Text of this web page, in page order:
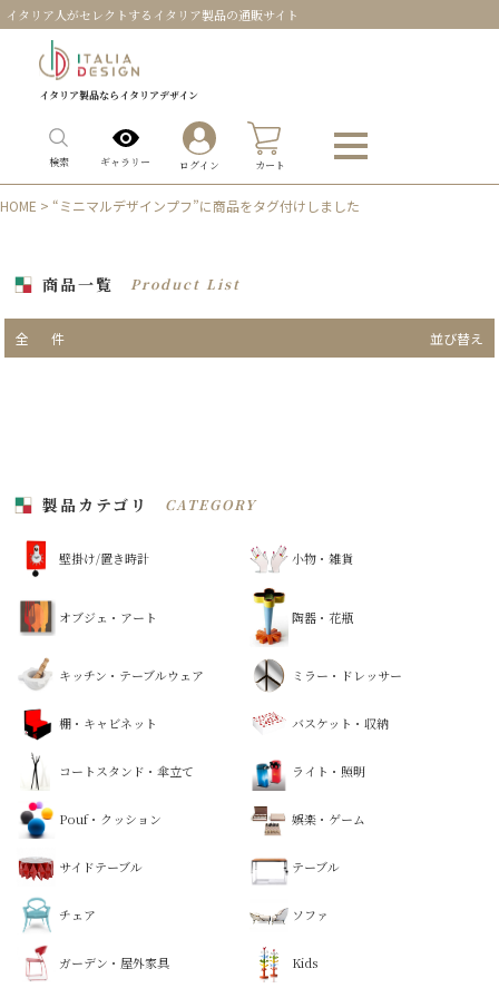
イタリア人がセレクトするイタリア製品の通販サイト
イタリア製品ならイタリアデザイン
検索 ギャラリー ログイン カート
HOME > “ミニマルデザインプフ”に商品をタグ付けしました
商品一覧 Product List
全 件 並び替え
製品カテゴリ CATEGORY
壁掛け/置き時計 小物・雑貨
オブジェ・アート 陶器・花瓶
キッチン・テーブルウェア ミラー・ドレッサー
棚・キャビネット バスケット・収納
コートスタンド・傘立て ライト・照明
Pouf・クッション 娯楽・ゲーム
サイドテーブル テーブル
チェア ソファ
ガーデン・屋外家具 Kids